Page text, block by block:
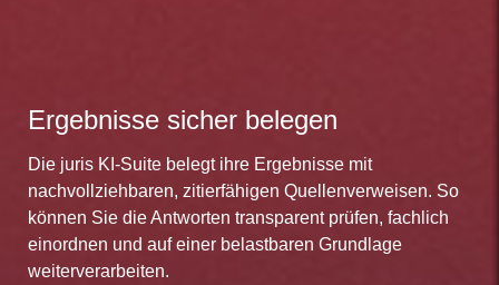
Ergebnisse sicher belegen
Die juris KI-Suite belegt ihre Ergebnisse mit
nachvollziehbaren, zitierfähigen Quellenverweisen. So
können Sie die Antworten transparent prüfen, fachlich
einordnen und auf einer belastbaren Grundlage
weiterverarbeiten.